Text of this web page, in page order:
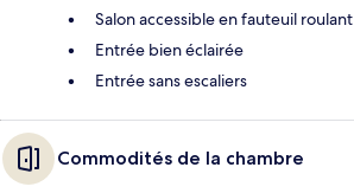
Salon accessible en fauteuil roulant
Entrée bien éclairée
Entrée sans escaliers
Commodités de la chambre